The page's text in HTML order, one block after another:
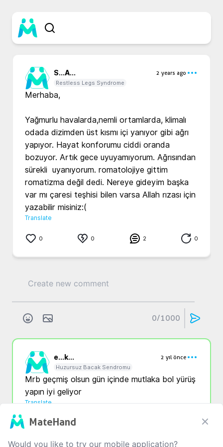
S...A...
2 years ago
Restless Legs Syndrome
Merhaba,
Yağmurlu havalarda,nemli ortamlarda, klimalı
odada dizimden üst kısmı içi yanıyor gibi ağrı
yapıyor. Hayat konforumu ciddi oranda
bozuyor. Artık gece uyuyamıyorum. Ağrısından
sürekli  uyanıyorum. romatolojiye gittim
romatizma değil dedi. Nereye gideyim başka
var mı çaresi teşhisi bilen varsa Allah rızası için
yazabilir misiniz:(
Translate
0 0 2 0
0/1000
e...k...
2 yıl önce
Huzursuz Bacak Sendromu
Mrb geçmiş olsun gün içinde mutlaka bol yürüş
yapın iyi geliyor
Translate
0
MateHand
Would you like to try our mobile application?